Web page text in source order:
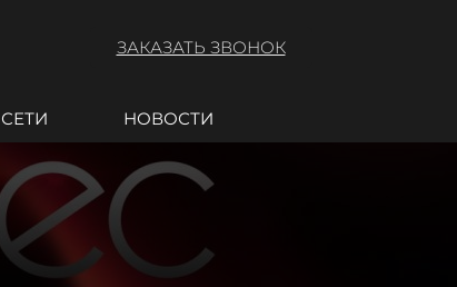
ЗАКАЗАТЬ ЗВОНОК
НОВОСТИ